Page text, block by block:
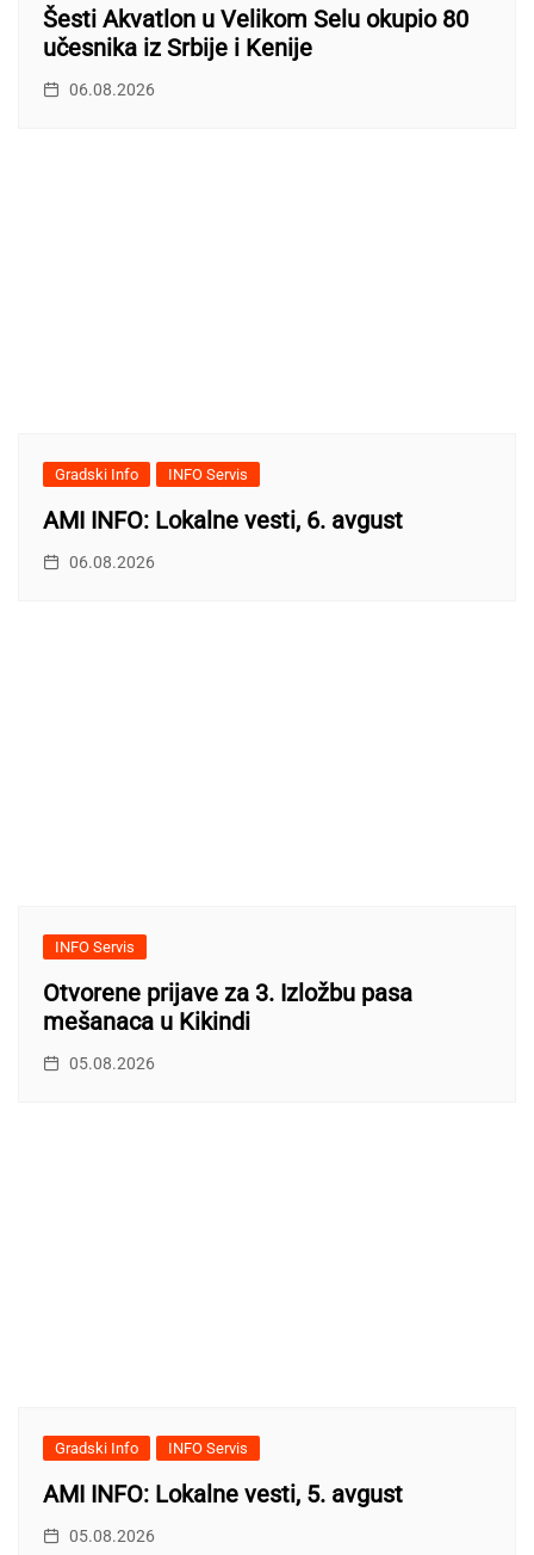
Šesti Akvatlon u Velikom Selu okupio 80
učesnika iz Srbije i Kenije
06.08.2026
Gradski Info INFO Servis
AMI INFO: Lokalne vesti, 6. avgust
06.08.2026
INFO Servis
Otvorene prijave za 3. Izložbu pasa
mešanaca u Kikindi
05.08.2026
Gradski Info INFO Servis
AMI INFO: Lokalne vesti, 5. avgust
05.08.2026